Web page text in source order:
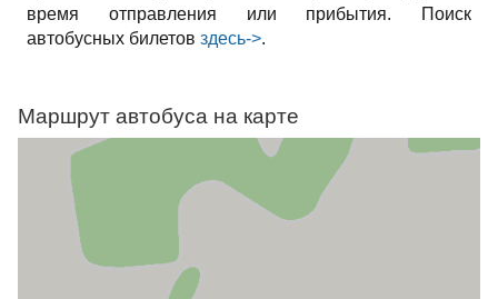
время отправления или прибытия. Поиск
автобусных билетов здесь->.
Маршрут автобуса на карте